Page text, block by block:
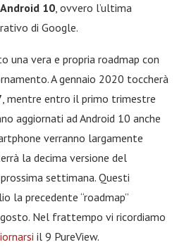
Android 10, ovvero l’ultima
di Google.
una vera e propria roadmap con
A gennaio 2020 toccherà
, mentre entro il primo trimestre
aggiornati ad Android 10 anche
verranno largamente
la decima versione del
settimana. Questi
la precedente “roadmap”
Nel frattempo vi ricordiamo
il 9 PureView.